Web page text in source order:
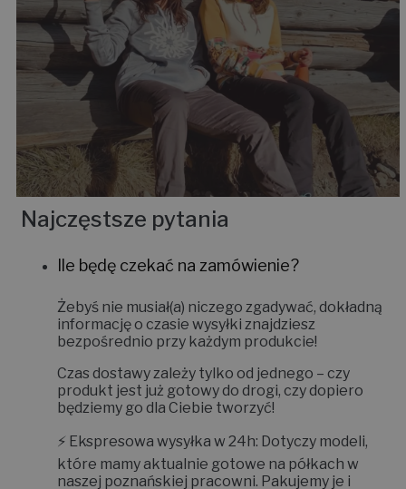
Najczęstsze pytania
Ile będę czekać na zamówienie?
Żebyś nie musiał(a) niczego zgadywać, dokładną
informację o czasie wysyłki znajdziesz
bezpośrednio przy każdym produkcie!
Czas dostawy zależy tylko od jednego – czy
produkt jest już gotowy do drogi, czy dopiero
będziemy go dla Ciebie tworzyć!
⚡ Ekspresowa wysyłka w 24h: Dotyczy modeli,
które mamy aktualnie gotowe na półkach w
naszej poznańskiej pracowni. Pakujemy je i